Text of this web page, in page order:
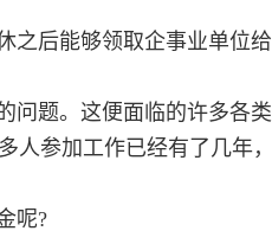
之后能够领取企事业单位给
问题。这便面临的许多各类
人参加工作已经有了几年，
呢?